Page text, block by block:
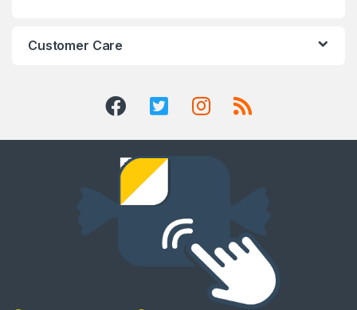
Customer Care